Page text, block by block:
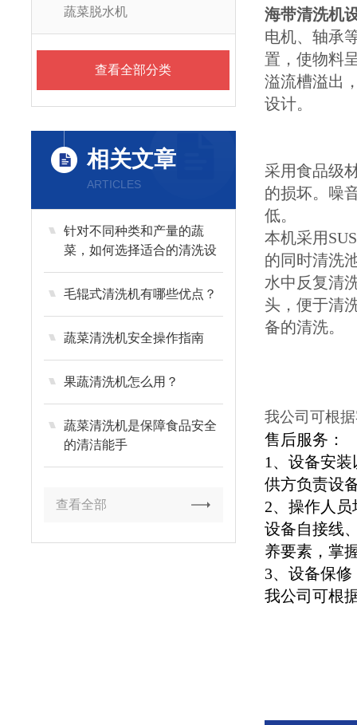
蔬菜脱水机
查看全部分类
相关文章
ARTICLES
针对不同种类和产量的蔬
菜，如何选择适合的清洗设
备？
毛辊式清洗机有哪些优点？
蔬菜清洗机安全操作指南
果蔬清洗机怎么用？
蔬菜清洗机是保障食品安全
的清洁能手
查看全部
海带清洗机
电机、轴承
置，使物料
溢流槽溢出
设计。
采用食品级
的损坏。噪
低。
本机采用
的同时清洗
水中反复清
头，便于清
备的清洗。
我公司可根
售后服务：
1、设备安
供方负责设
2、操作人员
设备自接线
养要素，掌
3、设备保修
我公司可根